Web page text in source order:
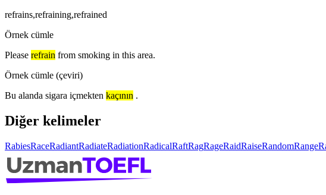
refrains,refraining,refrained
Örnek cümle
Please refrain from smoking in this area.
Örnek cümle (çeviri)
Bu alanda sigara içmekten kaçının .
Diğer kelimeler
RabiesRaceRadiantRadiateRadiationRadicalRaftRagRageRaidRaiseRandomRange